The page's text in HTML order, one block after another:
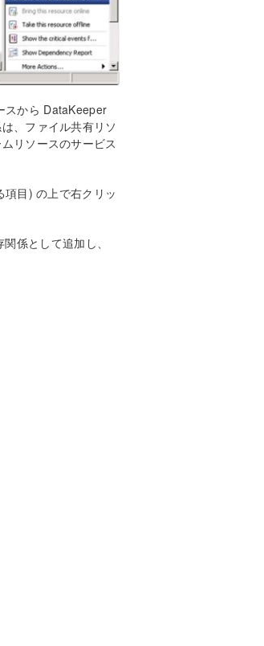
スから DataKeeper
、ファイル共有リソ
リソースのサービス
目) の上で右クリッ
係として追加し、